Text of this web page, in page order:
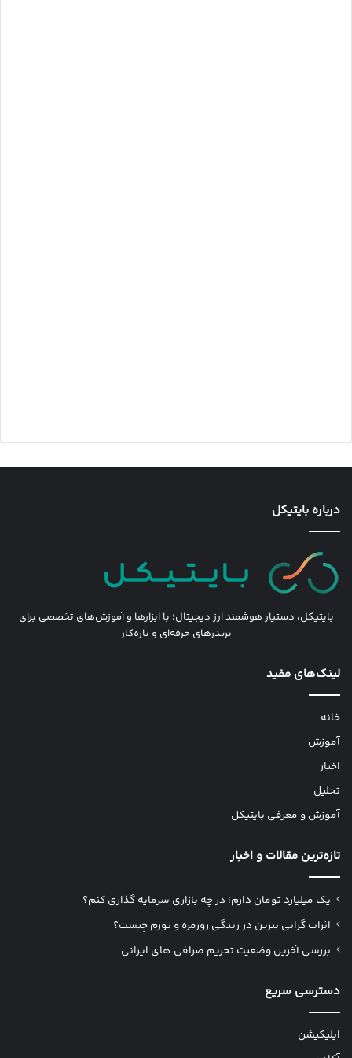
درباره بایتیکل
بایتیکل، دستیار هوشمند ارز دیجیتال؛ با ابزارها و آموزش‌های تخصصی برای
تریدرهای حرفه‌ای و تازه‌کار
لینک‌های مفید
خانه
آموزش
اخبار
تحلیل
آموزش و معرفی بایتیکل
تازه‌ترین مقالات و اخبار
یک میلیارد تومان دارم؛ در چه بازاری سرمایه گذاری کنم؟
اثرات گرانی بنزین در زندگی روزمره و تورم چیست؟
بررسی آخرین وضعیت تحریم صرافی های ایرانی
دسترسی سریع
اپلیکیشن